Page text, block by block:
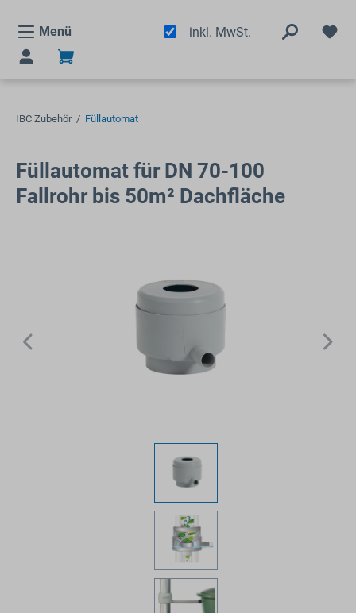
Menü
inkl. MwSt.
IBC Zubehör / Füllautomat
Füllautomat für DN 70-100
Fallrohr bis 50m² Dachfläche